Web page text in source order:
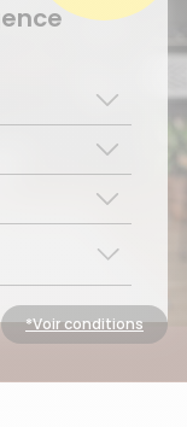
*Voir conditions